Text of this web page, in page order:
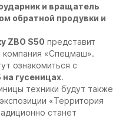
и вращатель
обратной продувки и
ZBO S50 представит
компания «Спецмаш».
ознакомиться с
на гусеницах.
техники будут также
«Территория
станет